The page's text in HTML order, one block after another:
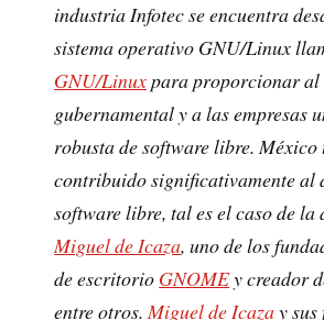
industria Infotec se encuentra
sistema operativo GNU/Linux
GNU/Linuxpara proporcionar al
gubernamental y a las empresas
robusta de software libre. México
contribuido significativamente al
software libre, tal es el caso de
Miguel de Icaza, uno de los
de escritorio GNOMEy creador
entre otros.Miguel de Icazay